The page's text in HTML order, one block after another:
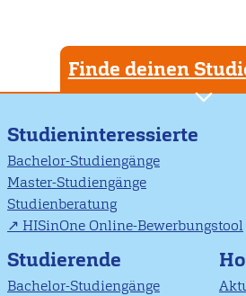
Finde deinen
Studieninteressierte
Bachelor-Studiengänge
Master-Studiengänge
Studienberatung
HISinOne Online-Bewerbungstool
Studierende
Bachelor-Studiengänge